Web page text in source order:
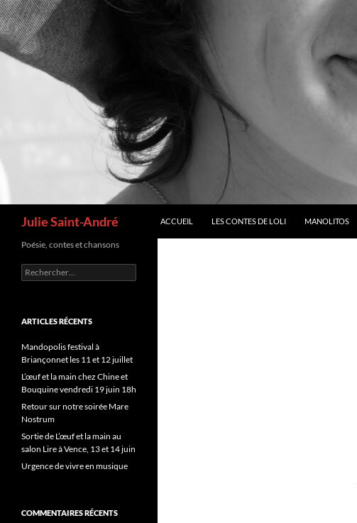
Julie Saint-André ACCUEIL LES CONTES DE LOLI MANOLITOS
Poésie, contes et chansons
Rechercher :
ARTICLES RÉCENTS
Mandopolis festival à
Briançonnet les 11 et 12 juillet
L’œuf et la main chez Chine et
Bouquine vendredi 19 juin 18h
Retour sur notre soirée Mare
Nostrum
Sortie de L’œuf et la main au
salon Lire à Vence, 13 et 14 juin
Urgence de vivre en musique
COMMENTAIRES RÉCENTS